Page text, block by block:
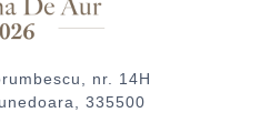
nr. 14H
335500